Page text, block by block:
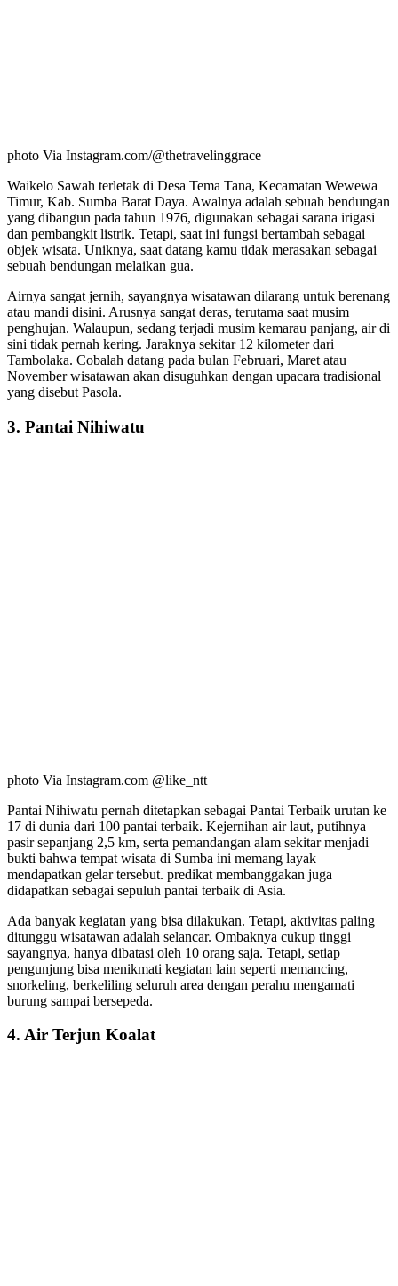
photo Via Instagram.com/@thetravelinggrace
Waikelo Sawah terletak di Desa Tema Tana, Kecamatan Wewewa
Timur, Kab. Sumba Barat Daya. Awalnya adalah sebuah bendungan
yang dibangun pada tahun 1976, digunakan sebagai sarana irigasi
dan pembangkit listrik. Tetapi, saat ini fungsi bertambah sebagai
objek wisata. Uniknya, saat datang kamu tidak merasakan sebagai
sebuah bendungan melaikan gua.
Airnya sangat jernih, sayangnya wisatawan dilarang untuk berenang
atau mandi disini. Arusnya sangat deras, terutama saat musim
penghujan. Walaupun, sedang terjadi musim kemarau panjang, air di
sini tidak pernah kering. Jaraknya sekitar 12 kilometer dari
Tambolaka. Cobalah datang pada bulan Februari, Maret atau
November wisatawan akan disuguhkan dengan upacara tradisional
yang disebut Pasola.
3. Pantai Nihiwatu
photo Via Instagram.com @like_ntt
Pantai Nihiwatu pernah ditetapkan sebagai Pantai Terbaik urutan ke
17 di dunia dari 100 pantai terbaik. Kejernihan air laut, putihnya
pasir sepanjang 2,5 km, serta pemandangan alam sekitar menjadi
bukti bahwa tempat wisata di Sumba ini memang layak
mendapatkan gelar tersebut. predikat membanggakan juga
didapatkan sebagai sepuluh pantai terbaik di Asia.
Ada banyak kegiatan yang bisa dilakukan. Tetapi, aktivitas paling
ditunggu wisatawan adalah selancar. Ombaknya cukup tinggi
sayangnya, hanya dibatasi oleh 10 orang saja. Tetapi, setiap
pengunjung bisa menikmati kegiatan lain seperti memancing,
snorkeling, berkeliling seluruh area dengan perahu mengamati
burung sampai bersepeda.
4. Air Terjun Koalat